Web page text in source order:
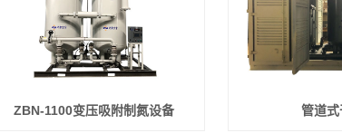
ZBN-1100变压吸附制氮设备 管道